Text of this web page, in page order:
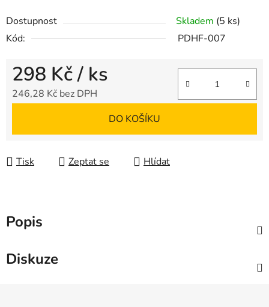
Dostupnost Skladem (5 ks)
Kód:
PDHF-007
298 Kč/ ks
246,28 Kč bez DPH
DO KOŠÍKU
Tisk Zeptat se Hlídat
Popis
Diskuze